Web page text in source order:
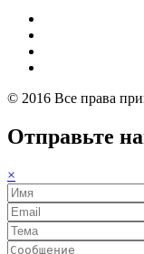
© 2016 Все права
Отправьте
×